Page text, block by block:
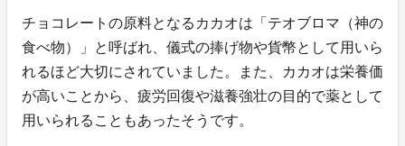
チョコレートの原料となるカカオは「テオブロマ（神の
食べ物）」と呼ばれ、儀式の捧げ物や貨幣として用いら
れるほど大切にされていました。また、カカオは栄養価
が高いことから、疲労回復や滋養強壮の目的で薬として
用いられることもあったそうです。